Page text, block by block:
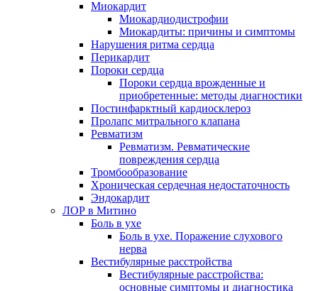
Миокардит
Миокардиодистрофии
Миокардиты: причины и симптомы
Нарушения ритма сердца
Перикардит
Пороки сердца
Пороки сердца врожденные и
приобретенные: методы диагностики
Постинфарктный кардиосклероз
Пролапс митрального клапана
Ревматизм
Ревматизм. Ревматические
повреждения сердца
Тромбообразование
Хроническая сердечная недостаточность
Эндокардит
ЛОР в Митино
Боль в ухе
Боль в ухе. Поражение слухового
нерва
Вестибулярные расстройства
Вестибулярные расстройства:
основные симптомы и диагностика